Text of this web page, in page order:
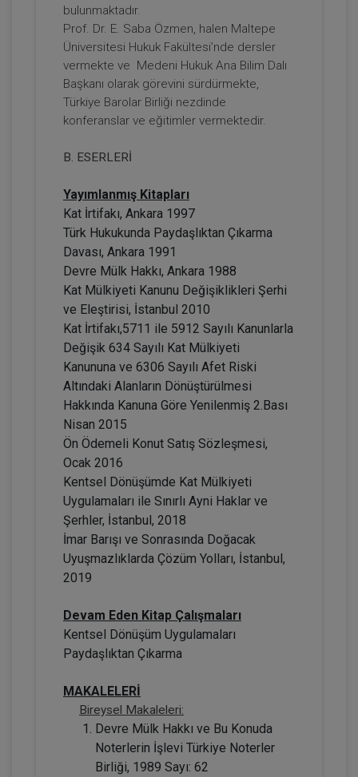
Sözleşmesi Yapılmasına Bağlı Yanılgılar
Video Eğitimi
300 TL
Hukuk Eğitim
Adi Ortaklıklarda ve Kat Mülkiyeti
Oluşumunda Motorlu Taşıt Aracı Edinimi
Video Eğitimi
300 TL
bulunmaktadır.
Prof. Dr. E. Saba Özmen, halen Maltepe
Üniversitesi Hukuk Fakültesi’nde dersler
vermekte ve Medeni Hukuk Ana Bilim Dalı
Başkanı olarak görevini sürdürmekte,
Türkiye Barolar Birliği nezdinde
konferanslar ve eğitimler vermektedir.
B. ESERLERİ
Yayımlanmış Kitapları
Kat İrtifakı, Ankara 1997
Türk Hukukunda Paydaşlıktan Çıkarma
Davası, Ankara 1991
Devre Mülk Hakkı, Ankara 1988
Kat Mülkiyeti Kanunu Değişiklikleri Şerhi
ve Eleştirisi, İstanbul 2010
Kat İrtifakı,5711 ile 5912 Sayılı Kanunlarla
Değişik 634 Sayılı Kat Mülkiyeti
Kanununa ve 6306 Sayılı Afet Riski
Altındaki Alanların Dönüştürülmesi
Hakkında Kanuna Göre Yenilenmiş 2.Bası
Nisan 2015
Ön Ödemeli Konut Satış Sözleşmesi,
Ocak 2016
Kentsel Dönüşümde Kat Mülkiyeti
Uygulamaları ile Sınırlı Ayni Haklar ve
Şerhler, İstanbul, 2018
İmar Barışı ve Sonrasında Doğacak
Uyuşmazlıklarda Çözüm Yolları, İstanbul,
2019
Devam Eden Kitap Çalışmaları
Kentsel Dönüşüm Uygulamaları
Paydaşlıktan Çıkarma
MAKALELERİ
Bireysel Makaleleri:
Devre Mülk Hakkı ve Bu Konuda
Noterlerin İşlevi Türkiye Noterler
Birliği, 1989 Sayı: 62